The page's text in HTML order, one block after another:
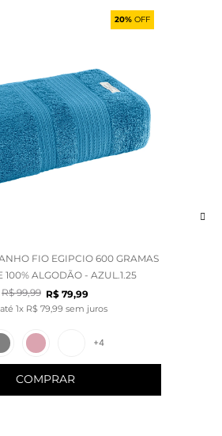
20% OFF
FIO EGIPCIO 600 GRAMAS
100% ALGODÃO - AZUL.1.25
R$ 99,99 R$ 79,99
1x R$ 79 99 sem juros
+4
COMPRAR